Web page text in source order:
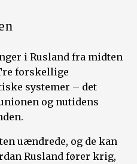
i Rusland fra midten
forskellige
systemer – det
og nutidens
uændrede, og de kan
Rusland fører krig,